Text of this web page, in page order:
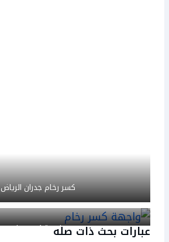
كسر رخام جدران الرياض
واجهة كسر رخامعبارات بحث ذات صله